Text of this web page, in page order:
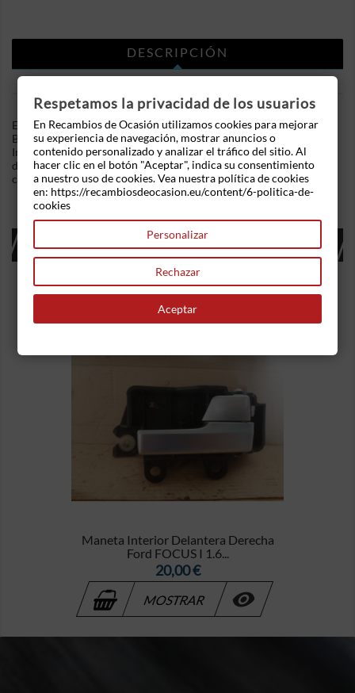
DESCRIPCIÓN
DETALLES DEL PRODUCTO
En Recambios de Ocasion disponemos de Centralita motor uce
Bmw Serie 3 (E46, 2001) (2001-2005) 320d (150 cv) .Referencia
Interna: 10031708087103 - Ref: 7793504. Centralita. Ademas,
disponemos de mas recambios, si tiene cualquier duda
consultenos.
16 OTROS PRODUCTOS EN LA MISMA
CATEGORÍA:
Maneta Interior Delantera Derecha
Ford FOCUS I 1.6...
Precio
20,00 €
MOSTRAR 
Respetamos la privacidad de los usuarios
En Recambios de Ocasión utilizamos cookies para mejorar
su experiencia de navegación, mostrar anuncios o
contenido personalizado y analizar el tráfico del sitio. Al
hacer clic en el botón "Aceptar", indica su consentimiento
a nuestro uso de cookies. Vea nuestra política de cookies
en: https://recambiosdeocasion.eu/content/6-politica-de-
cookies
Personalizar
Rechazar
Aceptar